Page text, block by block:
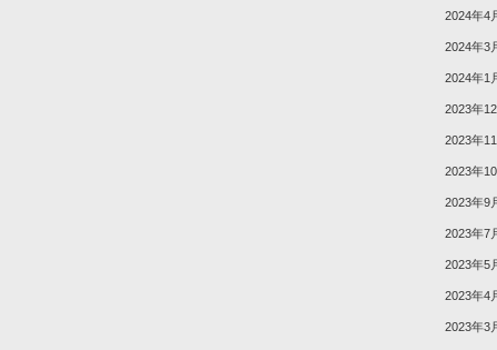
2024年4
2024年3
2024年1
2023年
2023年
2023年
2023年9
2023年7
2023年5
2023年4
2023年3